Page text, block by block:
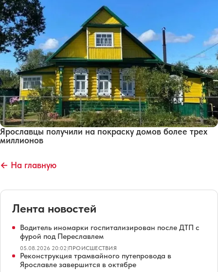
Ярославцы получили на покраску домов более трех
миллионов
← На главную
Лента новостей
Водитель иномарки госпитализирован после ДТП с
фурой под Переславлем
05.08.2026 20:02|ПРОИСШЕСТВИЯ
Реконструкция трамвайного путепровода в
Ярославле завершится в октябре